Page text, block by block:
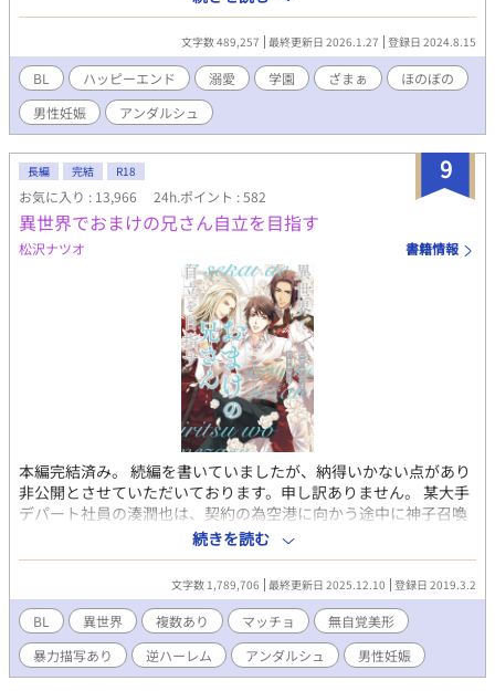
美少女…この子がこのゲームの悪役令嬢となる存在…その幼少期
の姿だ そしておれは…文字としてチラッと出た悪役令嬢の行いの
果に一家諸共断罪された兄 ナレーションに 『悪役令嬢の兄もまた
死に絶えました』 その一言で説明を片付けられ、それしか登場し
ない存在…そんな悪役令嬢の兄に転生してしまったのだ 社畜に優
しくない転生先でおれはどう生きていくのだろう 腹黒？攻略対象
×悪役令嬢の兄 本編完結済み、番外編時々更新中！ 奨励賞を頂
き、書籍化して頂きました✨️かなり加筆しまくりましたので楽し
んで頂けると嬉しいです💪☺ ※愛称等が書籍化に伴い変更となっ
ています！違和感あるかもしれませんが徐々に本編も修正する予
定です！ あと、変わらずこそこそ第二部準備中！
文字数 489,257 最終更新日 2026.1.27 登録日 2024.8.15
BL ハッピーエンド 溺愛 学園 ざまぁ
ほのぼの
男性妊娠
アンダルシュ
9
長編 完結 R18
お気に入り : 13,966 24h.ポイント : 582
異世界でおまけの兄さん自立を目指す
松沢ナツオ 書籍情報
本編完結済み。 続編を書いていましたが、納得いかない点があり
非公開とさせていただいております。申し訳ありません。 某大手
デパート社員の湊潤也は、契約の為空港に向かう途中に神子召喚
に巻き込まれた。 神子の彼曰く、BLゲームの中らしい。俺には関
係ないけど！ その上、最初にキレまくったせいで危険人物扱いさ
れるし扱いも酷い。 それでも前向きに生きようと、経験を生かし
自立をするぞ！と頑張る奮闘記。 主人公がたまに歌う場面があり
ますが、歌詞を書く予定はありません。読みながら脳内に再生さ
れた歌で補完をお願いします。 作中、予告なく男性妊娠の表現あ
り。 暴力表現も出て来ます。苦手な方は回避を御願いします。 改
稿しておりますので、表現が違う箇所は緩くお読みいただけると
続きを読む
文字数 1,789,706 最終更新日 2025.12.10 登録日 2019.3.2
BL 異世界 複数あり マッチョ
無自覚美形
暴力描写あり
逆ハーレム アンダルシュ 男性妊娠